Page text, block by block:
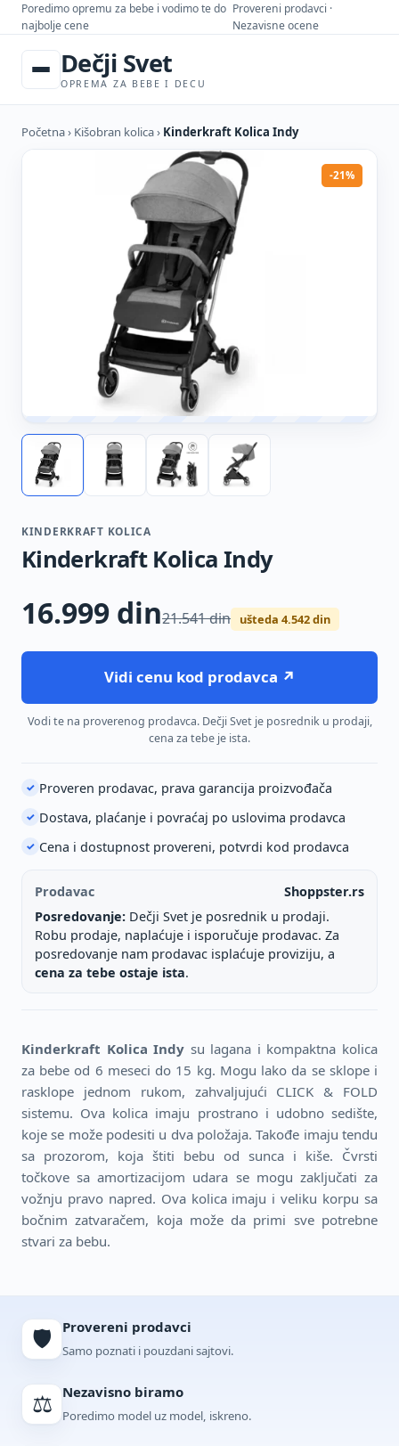
Poredimo opremu za bebe i vodimo te do
najbolje cene
Provereni prodavci ·
Nezavisne ocene
Dečji Svet
OPREMA ZA BEBE I DECU
Početna› Kišobran kolica› Kinderkraft Kolica Indy
-21%
KINDERKRAFT KOLICA
Kinderkraft Kolica Indy
16.999 din21.541 din ušteda 4.542 din
Vidi cenu kod prodavca ↗
Vodi te na proverenog prodavca. Dečji Svet je posrednik u prodaji,
cena za tebe je ista.
✓ Proveren prodavac, prava garancija proizvođača
✓ Dostava, plaćanje i povraćaj po uslovima prodavca
✓ Cena i dostupnost provereni, potvrdi kod prodavca
Prodavac
Shoppster.rs
Posredovanje: Dečji Svet je posrednik u prodaji.
Robu prodaje, naplaćuje i isporučuje prodavac. Za
posredovanje nam prodavac isplaćuje proviziju, a
cena za tebe ostaje ista.
Kinderkraft Kolica Indy su lagana i kompaktna kolica
za bebe od 6 meseci do 15 kg. Mogu lako da se sklope i
rasklope jednom rukom, zahvaljujući CLICK & FOLD
sistemu. Ova kolica imaju prostrano i udobno sedište,
koje se može podesiti u dva položaja. Takođe imaju tendu
sa prozorom, koja štiti bebu od sunca i kiše. Čvrsti
točkove sa amortizacijom udara se mogu zaključati za
vožnju pravo napred. Ova kolica imaju i veliku korpu sa
bočnim zatvaračem, koja može da primi sve potrebne
stvari za bebu.
🛡️ Provereni prodavci
Samo poznati i pouzdani sajtovi.
⚖️ Nezavisno biramo
Poredimo model uz model, iskreno.